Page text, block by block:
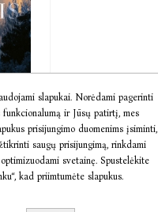
slapukai. Norėdami pagerinti
funkcionalumą ir Jūsų patirtį, mes
prisijungimo duomenims įsiminti,
saugų prisijungimą, rinkdami
svetainę. Spustelėkite
kad priimtumėte slapukus.